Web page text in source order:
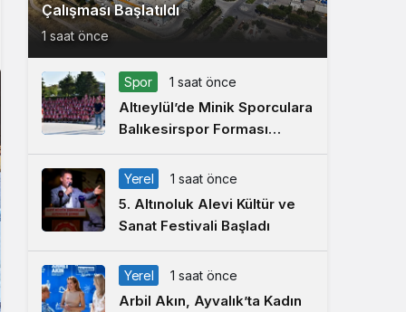
Çalışması Başlatıldı
1 saat önce
Spor 1 saat önce
Altıeylül’de Minik Sporculara
Balıkesirspor Forması
Hediye Edildi
Yerel 1 saat önce
5. Altınoluk Alevi Kültür ve
Sanat Festivali Başladı
Yerel 1 saat önce
Arbil Akın, Ayvalık’ta Kadın